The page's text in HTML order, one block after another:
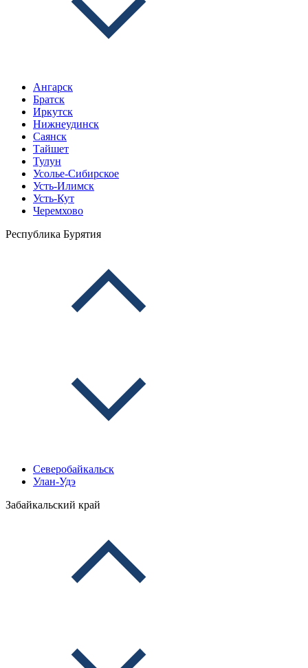
Ангарск
Братск
Иркутск
Нижнеудинск
Саянск
Тайшет
Тулун
Усолье-Сибирское
Усть-Илимск
Усть-Кут
Черемхово
Республика Бурятия
Северобайкальск
Улан-Удэ
Забайкальский край